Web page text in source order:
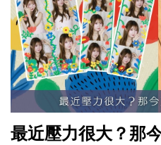
最近壓力很大？那